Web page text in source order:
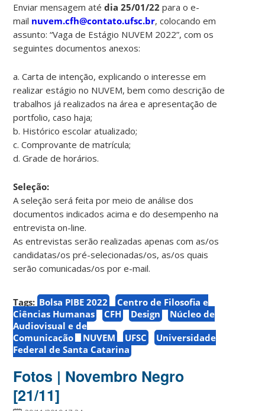
Enviar mensagem atédia 25/01/22 para o e-
mail nuvem.cfh@contato.ufsc.br, colocando em
assunto: “Vaga de Estágio NUVEM 2022”, com os
seguintes documentos anexos:
a. Carta de intenção, explicando o interesse em
realizar estágio no NUVEM, bem como descrição de
trabalhos já realizados na área e apresentação de
portfolio, caso haja;
b. Histórico escolar atualizado;
c. Comprovante de matrícula;
d. Grade de horários.
Seleção:
A seleção será feita por meio de análise dos
documentos indicados acima e do desempenho na
entrevista on-line.
As entrevistas serão realizadas apenas com as/os
candidatas/os pré-selecionadas/os, as/os quais
serão comunicadas/os por e-mail.
Tags: Bolsa PIBE 2022
Centro de Filosofia e
Ciências Humanas
CFH Design
Núcleo de
Audiovisual e de
Comunicação
NUVEM UFSC
Universidade
Federal de Santa Catarina
Fotos | Novembro Negro
[21/11]